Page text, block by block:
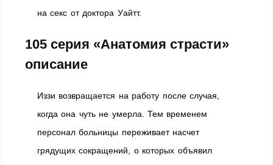
на секс от доктора Уайтт.
105 серия «Анатомия страсти»
описание
Иззи возвращается на работу после случая,
когда она чуть не умерла. Тем временем
персонал больницы переживает насчет
грядущих сокращений, о которых объявил